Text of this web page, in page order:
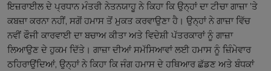
Punjabi Podcast
Kitaab Kahani
Gallery
ਇਜ਼ਰਾਈਲ ਦੇ ਪ੍ਰਧਾਨ ਮੰਤਰੀ ਨੇਤਨਯਾਹੂ ਨੇ ਕਿਹਾ ਕਿ ਉਨ੍ਹਾਂ ਦਾ ਟੀਚਾ ਗਾਜ਼ਾ ’ਤੇ
ਕਬਜ਼ਾ ਕਰਨਾ ਨਹੀਂ, ਸਗੋਂ ਹਮਾਸ ਤੋਂ ਮੁਕਤ ਕਰਵਾਉਣਾ ਹੈ। ਉਨ੍ਹਾਂ ਨੇ ਗਾਜ਼ਾ ਵਿੱਚ
ਨਵੀਂ ਫੌਜੀ ਕਾਰਵਾਈ ਦਾ ਬਚਾਅ ਕੀਤਾ ਅਤੇ ਵਿਦੇਸ਼ੀ ਪੱਤਰਕਾਰਾਂ ਨੂੰ ਗਾਜ਼ਾ
ਲਿਆਉਣ ਦੇ ਹੁਕਮ ਦਿੱਤੇ। ਗਾਜ਼ਾ ਦੀਆਂ ਸਮੱਸਿਆਵਾਂ ਲਈ ਹਮਾਸ ਨੂੰ ਜ਼ਿੰਮੇਵਾਰ
ਠਹਿਰਾਉਂਦਿਆਂ, ਉਨ੍ਹਾਂ ਨੇ ਕਿਹਾ ਕਿ ਜੰਗ ਹਮਾਸ ਦੇ ਹਥਿਆਰ ਛੱਡਣ ਅਤੇ ਬੰਧਕਾਂ